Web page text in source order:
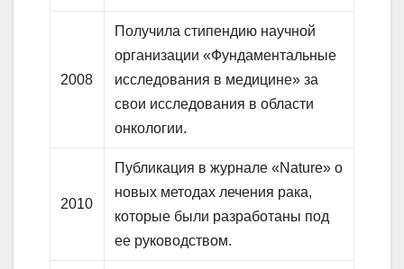
2008
Получила стипендию научной
организации «Фундаментальные
исследования в медицине» за
свои исследования в области
онкологии.
2010
Публикация в журнале «Nature» о
новых методах лечения рака,
которые были разработаны под
ее руководством.